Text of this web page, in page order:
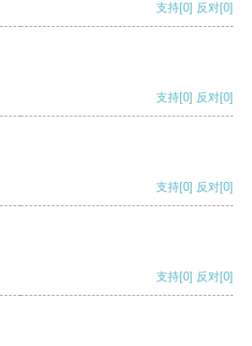
支持[0] 反对[0]
支持[0] 反对[0]
支持[0] 反对[0]
支持[0] 反对[0]